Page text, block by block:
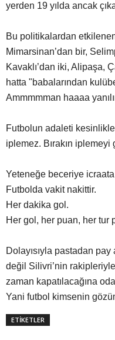
yerden 19 yılda ancak
Bu politikalardan
Mimarsinan’dan bir,
Kavaklı’dan iki, Alipaşa,
hatta "babalarından
Ammmmman haaaa
Futbolun adaleti
iplemez. Bırakın
Yeteneğe beceriye
Futbolda vakit nakittir.
Her dakika gol.
Her gol, her puan, her tur
Dolayısıyla pastadan
değil Silivri’nin rakipleriyle
zaman kapatılacağına
Yani futbol kimsenin
ETİKETLER